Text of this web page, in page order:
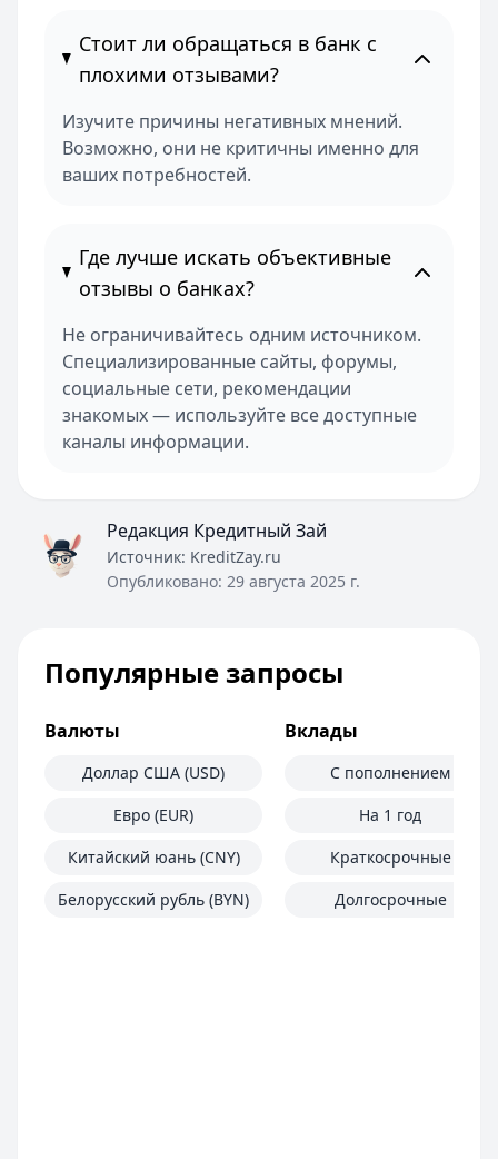
Стоит ли обращаться в банк с
плохими отзывами?
Изучите причины негативных мнений.
Возможно, они не критичны именно для
ваших потребностей.
Где лучше искать объективные
отзывы о банках?
Не ограничивайтесь одним источником.
Специализированные сайты, форумы,
социальные сети, рекомендации
знакомых — используйте все доступные
каналы информации.
Редакция Кредитный Зай
Источник: KreditZay.ru
Опубликовано: 29 августа 2025 г.
Популярные запросы
Валюты
Доллар США (USD)
Евро (EUR)
Китайский юань (CNY)
Белорусский рубль (BYN)
Вклады
С пополнением
На 1 год
Краткосрочные
Долгосрочные